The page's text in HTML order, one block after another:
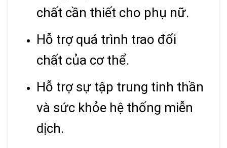
chất cần thiết cho phụ nữ.
Hỗ trợ quá trình trao đổi
chất của cơ thể.
Hỗ trợ sự tập trung tinh thần
và sức khỏe hệ thống miễn
dịch.